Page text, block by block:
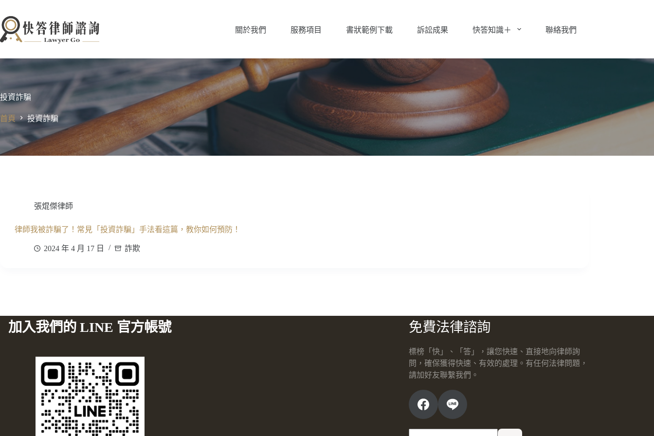
至
主
要
關於我們 服務項目 書狀範例下載 訴訟成果 快答知識＋ 聯絡我們
投資詐騙
首頁 投資詐騙
張焜傑律師
律師我被詐騙了！常見「投資詐騙」手法看這篇，教你如何預防！
2024 年 4 月 17 日 詐欺
加入我們的 LINE 官方帳號 免費法律諮詢
標榜「快」、「答」，讓您快速、直接地向律師詢
問，確保獲得快速、有效的處理。有任何法律問題，
請加好友聯繫我們。